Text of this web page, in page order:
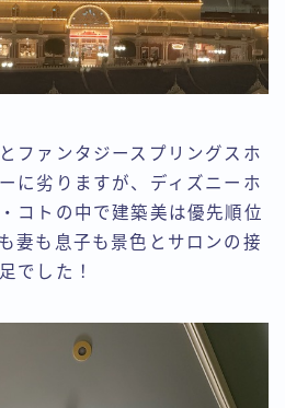
ファンタジースプリングスホ
に劣りますが、ディズニーホ
コトの中で建築美は優先順位
妻も息子も景色とサロンの接
でした！